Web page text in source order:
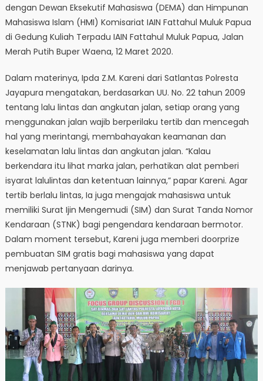
dengan Dewan Eksekutif Mahasiswa (DEMA) dan Himpunan
Mahasiswa Islam (HMI) Komisariat IAIN Fattahul Muluk Papua
di Gedung Kuliah Terpadu IAIN Fattahul Muluk Papua, Jalan
Merah Putih Buper Waena, 12 Maret 2020.
Dalam materinya, Ipda Z.M. Kareni dari Satlantas Polresta
Jayapura mengatakan, berdasarkan UU. No. 22 tahun 2009
tentang lalu lintas dan angkutan jalan, setiap orang yang
menggunakan jalan wajib berperilaku tertib dan mencegah
hal yang merintangi, membahayakan keamanan dan
keselamatan lalu lintas dan angkutan jalan. “Kalau
berkendara itu lihat marka jalan, perhatikan alat pemberi
isyarat lalulintas dan ketentuan lainnya,” papar Kareni. Agar
tertib berlalu lintas, Ia juga mengajak mahasiswa untuk
memiliki Surat Ijin Mengemudi (SIM) dan Surat Tanda Nomor
Kendaraan (STNK) bagi pengendara kendaraan bermotor.
Dalam moment tersebut, Kareni juga memberi doorprize
pembuatan SIM gratis bagi mahasiswa yang dapat
menjawab pertanyaan darinya.